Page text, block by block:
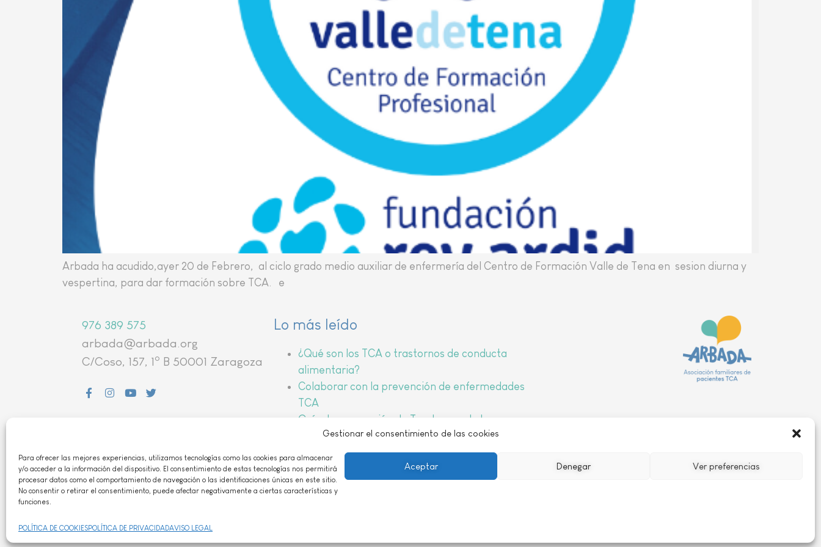
Gestionar el consentimiento de las cookies
Para ofrecer las mejores experiencias, utilizamos tecnologías como las cookies para almacenar
y/o acceder a la información del dispositivo. El consentimiento de estas tecnologías nos permitirá
procesar datos como el comportamiento de navegación o las identificaciones únicas en este sitio.
No consentir o retirar el consentimiento, puede afectar negativamente a ciertas características y
funciones.
Aceptar Denegar Ver preferencias
POLÍTICA DE COOKIESPOLÍTICA DE PRIVACIDADAVISO LEGAL
Arbada ha acudido,ayer 20 de Febrero, al ciclo grado medio auxiliar de enfermería del Centro de Formación Valle de Tena en sesion diurna y
vespertina, para dar formación sobre TCA. e
976 389 575
arbada@arbada.org
C/Coso, 157, 1o B 50001 Zaragoza
COOKIES|CONTACTO
ASOCIACIÓN DECLARADA DE UTILIDAD PÚBLICA 29
Lo más leído
¿Qué son los TCA o trastornos de conducta
alimentaria?
Colaborar con la prevención de enfermedades
TCA
Guía de prevención de Trastornos de la
Conducta Alimentaria
Actividades para la prevención de
enfermedades TCA